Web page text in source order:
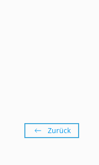
Zurück